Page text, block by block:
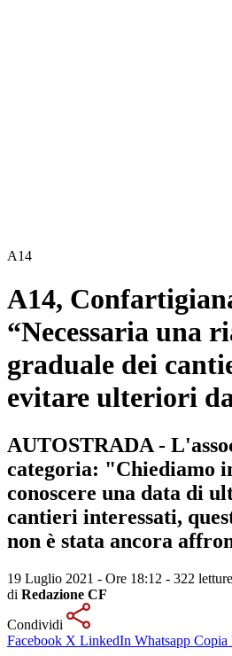
A14
A14,
“Necessaria una
graduale dei
evitare ulteriori
AUTOSTRADA -
categoria: "Chiediamo
conoscere una data di
cantieri interessati,
non è stata ancora
19 Luglio 2021 - Ore 18:12 - 322 letture
di Redazione CF
Condividi
Facebook X LinkedIn Whatsapp